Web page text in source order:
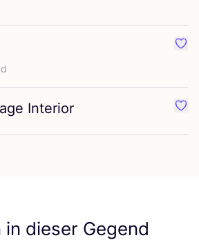
Interior
in dieser Gegend